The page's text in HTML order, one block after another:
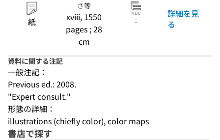
紙
さ等
xviii, 1550
pages ; 28
cm
-
詳細を見
る
資料に関する注記
一般注記：
Previous ed.: 2008.
"Expert consult."
形態の詳細：
illustrations (chiefly color), color maps
書店で探す